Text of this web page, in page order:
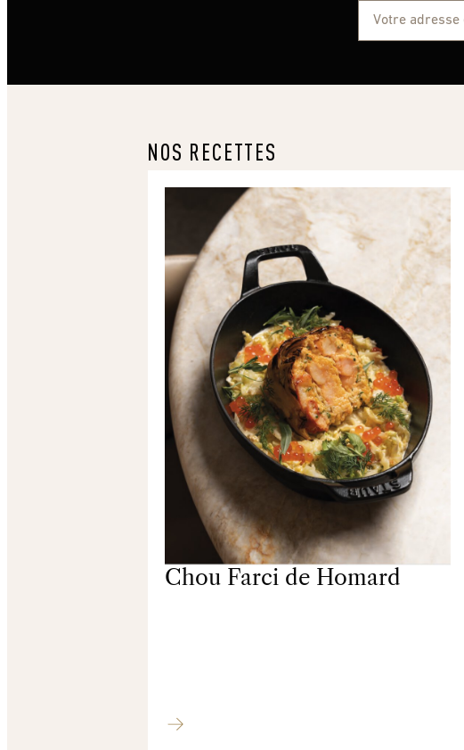
NOS RECETTES
Poissons
Chou Farci de Homard